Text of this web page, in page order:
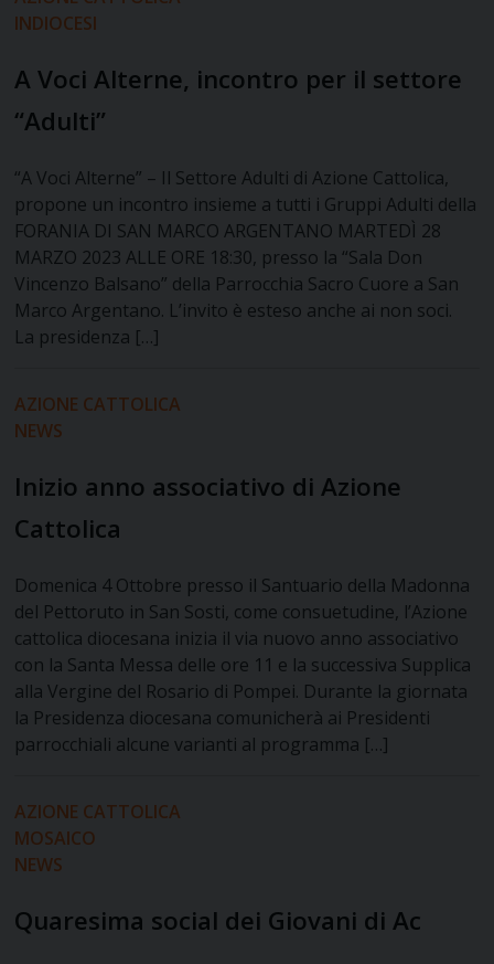
INDIOCESI
A Voci Alterne, incontro per il settore
“Adulti”
“A Voci Alterne” – Il Settore Adulti di Azione Cattolica,
propone un incontro insieme a tutti i Gruppi Adulti della
FORANIA DI SAN MARCO ARGENTANO MARTEDÌ 28
MARZO 2023 ALLE ORE 18:30, presso la “Sala Don
Vincenzo Balsano” della Parrocchia Sacro Cuore a San
Marco Argentano. L’invito è esteso anche ai non soci.
La presidenza […]
AZIONE CATTOLICA
NEWS
Inizio anno associativo di Azione
Cattolica
Domenica 4 Ottobre presso il Santuario della Madonna
del Pettoruto in San Sosti, come consuetudine, l’Azione
cattolica diocesana inizia il via nuovo anno associativo
con la Santa Messa delle ore 11 e la successiva Supplica
alla Vergine del Rosario di Pompei. Durante la giornata
la Presidenza diocesana comunicherà ai Presidenti
parrocchiali alcune varianti al programma […]
AZIONE CATTOLICA
MOSAICO
NEWS
Quaresima social dei Giovani di Ac